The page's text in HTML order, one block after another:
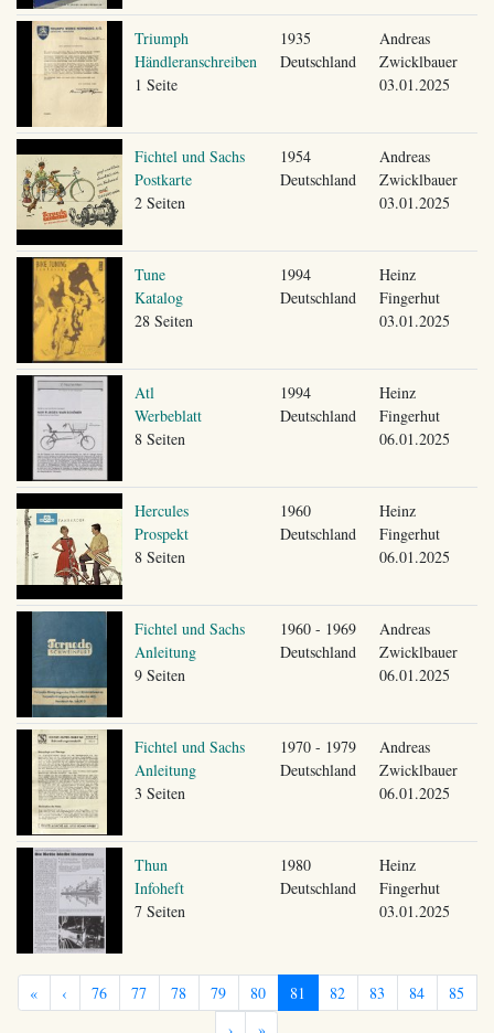
Triumph
Händleranschreiben
1 Seite
1935
Deutschland
Andreas
Zwicklbauer
03.01.2025
Fichtel und Sachs
Postkarte
2 Seiten
1954
Deutschland
Andreas
Zwicklbauer
03.01.2025
Tune
Katalog
28 Seiten
1994
Deutschland
Heinz
Fingerhut
03.01.2025
Atl
Werbeblatt
8 Seiten
1994
Deutschland
Heinz
Fingerhut
06.01.2025
Hercules
Prospekt
8 Seiten
1960
Deutschland
Heinz
Fingerhut
06.01.2025
Fichtel und Sachs
Anleitung
9 Seiten
1960 - 1969
Deutschland
Andreas
Zwicklbauer
06.01.2025
Fichtel und Sachs
Anleitung
3 Seiten
1970 - 1979
Deutschland
Andreas
Zwicklbauer
06.01.2025
Thun
Infoheft
7 Seiten
1980
Deutschland
Heinz
Fingerhut
03.01.2025
« ‹ 76 77 78 79 80 81 82 83 84
85
›
»